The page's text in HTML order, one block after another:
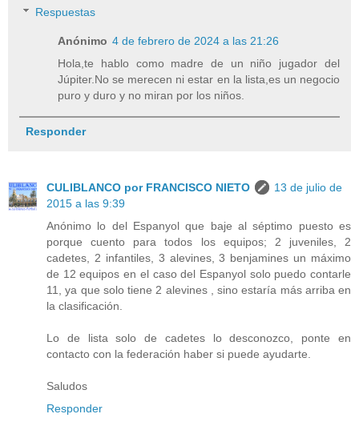
Respuestas
Anónimo 4 de febrero de 2024 a las 21:26
Hola,te hablo como madre de un niño jugador del
Júpiter.No se merecen ni estar en la lista,es un negocio
puro y duro y no miran por los niños.
Responder
CULIBLANCO por FRANCISCO NIETO
13 de julio de
2015 a las 9:39
Anónimo lo del Espanyol que baje al séptimo puesto es
porque cuento para todos los equipos; 2 juveniles, 2
cadetes, 2 infantiles, 3 alevines, 3 benjamines un máximo
de 12 equipos en el caso del Espanyol solo puedo contarle
11, ya que solo tiene 2 alevines , sino estaría más arriba en
la clasificación.
Lo de lista solo de cadetes lo desconozco, ponte en
contacto con la federación haber si puede ayudarte.
Saludos
Responder